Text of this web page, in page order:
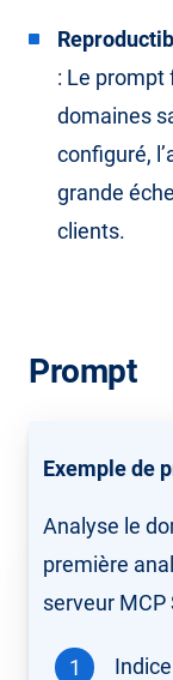
: Le prompt
domaines
configuré,
grande
clients.
Prompt
Exemple de
Analyse le
première
serveur MCP